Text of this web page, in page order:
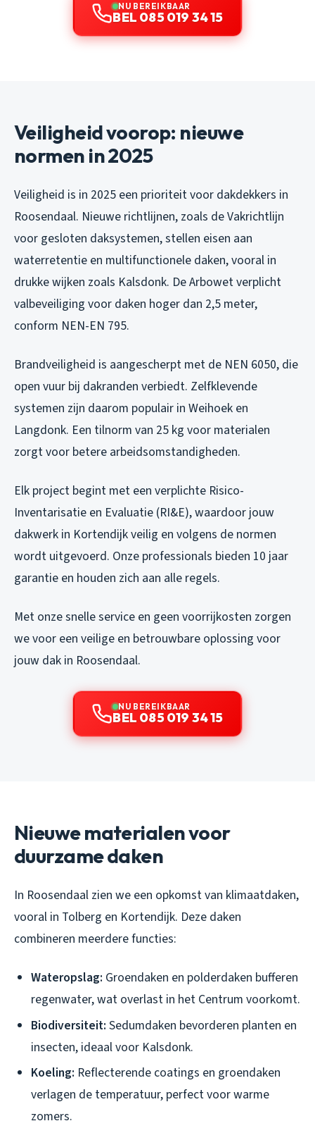
NU BEREIKBAAR
BEL 085 019 34 15
Veiligheid voorop: nieuwe
normen in 2025
Veiligheid is in 2025 een prioriteit voor dakdekkers in
Roosendaal. Nieuwe richtlijnen, zoals de Vakrichtlijn
voor gesloten daksystemen, stellen eisen aan
waterretentie en multifunctionele daken, vooral in
drukke wijken zoals Kalsdonk. De Arbowet verplicht
valbeveiliging voor daken hoger dan 2,5 meter,
conform NEN-EN 795.
Brandveiligheid is aangescherpt met de NEN 6050, die
open vuur bij dakranden verbiedt. Zelfklevende
systemen zijn daarom populair in Weihoek en
Langdonk. Een tilnorm van 25 kg voor materialen
zorgt voor betere arbeidsomstandigheden.
Elk project begint met een verplichte Risico-
Inventarisatie en Evaluatie (RI&E), waardoor jouw
dakwerk in Kortendijk veilig en volgens de normen
wordt uitgevoerd. Onze professionals bieden 10 jaar
garantie en houden zich aan alle regels.
Met onze snelle service en geen voorrijkosten zorgen
we voor een veilige en betrouwbare oplossing voor
jouw dak in Roosendaal.
NU BEREIKBAAR
BEL 085 019 34 15
Nieuwe materialen voor
duurzame daken
In Roosendaal zien we een opkomst van klimaatdaken,
vooral in Tolberg en Kortendijk. Deze daken
combineren meerdere functies:
Wateropslag: Groendaken en polderdaken bufferen
regenwater, wat overlast in het Centrum voorkomt.
Biodiversiteit: Sedumdaken bevorderen planten en
insecten, ideaal voor Kalsdonk.
Koeling: Reflecterende coatings en groendaken
verlagen de temperatuur, perfect voor warme
zomers.